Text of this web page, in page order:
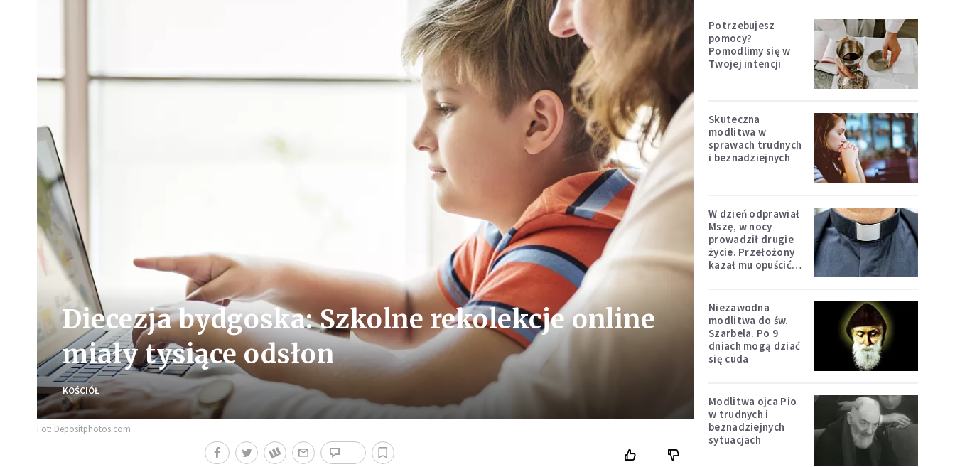
Diecezja bydgoska: Szkolne rekolekcje online
miały tysiące odsłon
KOŚCIÓŁ
Fot: Depositphotos.com
Potrzebujesz
pomocy?
Pomodlimy się w
Twojej intencji
Skuteczna
modlitwa w
sprawach trudnych
i beznadziejnych
W dzień odprawiał
Mszę, w nocy
prowadził drugie
życie. Przełożony
kazał mu opuścić
Niezawodna
modlitwa do św.
Szarbela. Po 9
dniach mogą dziać
się cuda
Modlitwa ojca Pio
w trudnych i
beznadziejnych
sytuacjach